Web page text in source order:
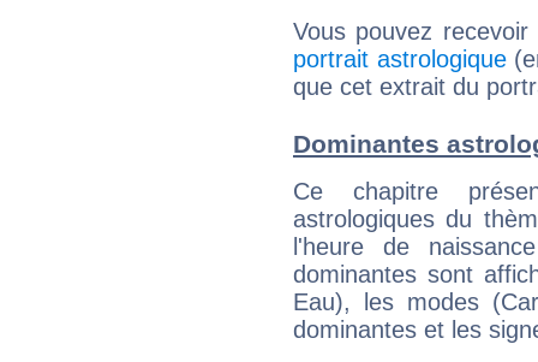
Vous pouvez
portrait astrologique
que cet extrait du
Dominantes
Ce chapitre
astrologiques du
l'heure de
dominantes sont
Eau), les modes
dominantes et les